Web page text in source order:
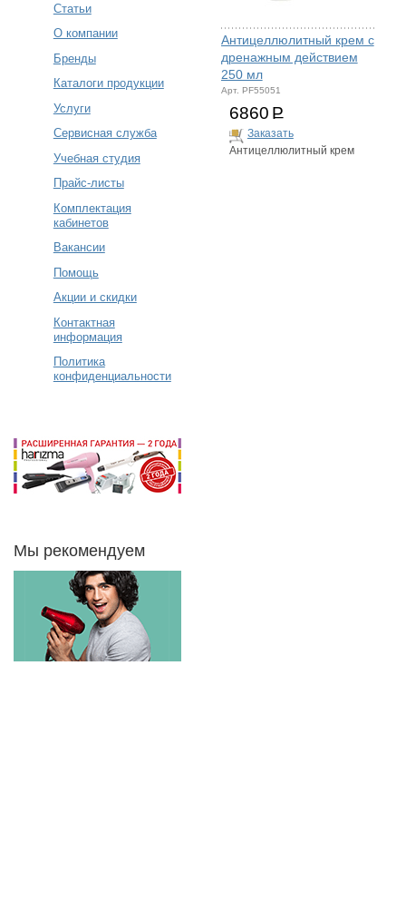
Статьи
О компании
Бренды
Каталоги продукции
Услуги
Сервисная служба
Учебная студия
Прайс-листы
Комплектация
кабинетов
Вакансии
Помощь
Акции и скидки
Контактная
информация
Политика
конфиденциальности
Мы рекомендуем
Антицеллюлитный крем с
дренажным действием
250 мл
Арт. PF55051
6860 Р
Заказать
Антицеллюлитный крем